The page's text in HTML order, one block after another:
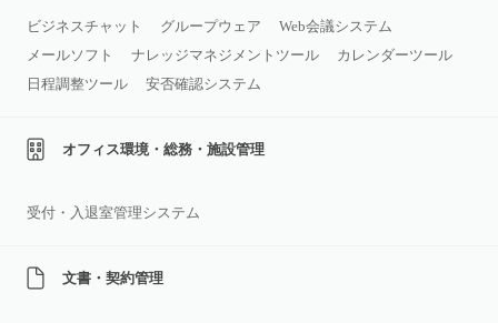
ビジネスチャット グループウェア
Web会議システム
メールソフト
ナレッジマネジメントツール
カレンダーツール
日程調整ツール
安否確認システム
オフィス環境・総務・施設管理
受付・入退室管理システム
文書・契約管理